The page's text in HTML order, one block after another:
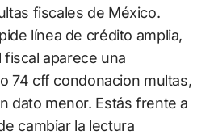
fiscales de México.
línea de crédito amplia,
aparece una
74 cff condonacion multas,
dato menor. Estás frente a
cambiar la lectura